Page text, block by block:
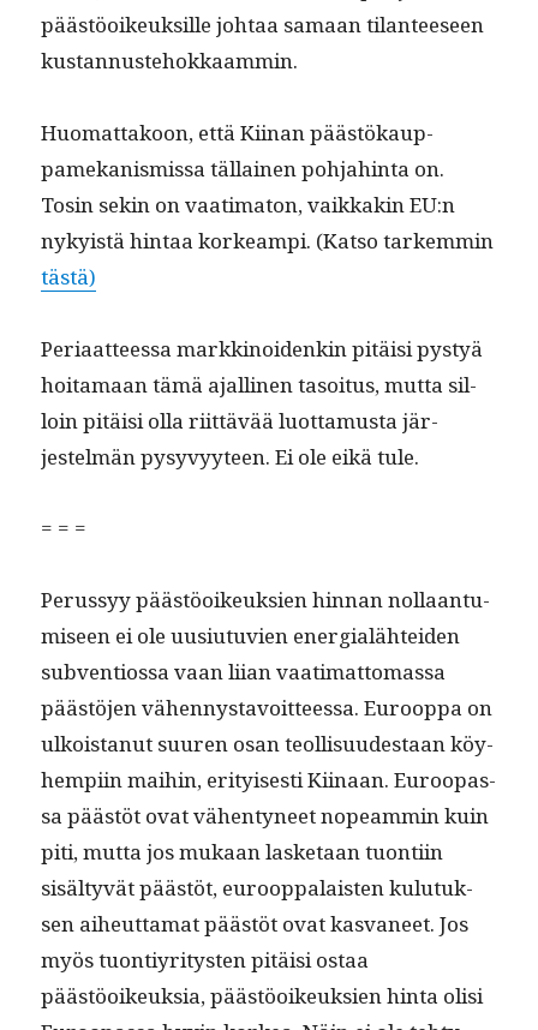
päästöoikeuk­sille johtaa samaan tilanteeseen
kustannustehokkaammin.
Huo­mat­takoon, että Kiinan päästökaup­
pamekanis­mis­sa täl­lainen poh­jahin­ta on.
Tosin sekin on vaa­ti­ma­ton, vaikkakin EU:n
nyky­istä hin­taa korkeampi. (Kat­so tarkem­min
tästä)
Peri­aat­teessa markki­noidenkin pitäisi pystyä
hoita­maan tämä ajalli­nen tasoi­tus, mut­ta sil­
loin pitäisi olla riit­tävää luot­ta­mus­ta jär­
jestelmän pysyvyy­teen. Ei ole eikä tule.
= = =
Perussyy päästöoikeuk­sien hin­nan nol­laan­tu­
miseen ei ole uusi­u­tu­vien ener­gialähtei­den
sub­ven­tios­sa vaan liian vaa­ti­mat­tomas­sa
päästö­jen vähen­nys­tavoit­teessa. Euroop­pa on
ulkois­tanut suuren osan teol­lisu­ud­estaan köy­
hempi­in mai­hin, eri­tyis­es­ti Kiinaan. Euroopas­
sa päästöt ovat vähen­tyneet nopeam­min kuin
piti, mut­ta jos mukaan las­ke­taan tuon­ti­in
sisäl­tyvät päästöt, euroop­palais­ten kulu­tuk­
sen aiheut­ta­mat päästöt ovat kas­va­neet. Jos
myös tuon­tiyri­tys­ten pitäisi ostaa
päästöoikeuk­sia, päästöoikeuk­sien hin­ta olisi